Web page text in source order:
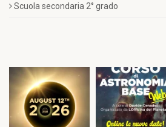
Scuola secondaria 2° grado